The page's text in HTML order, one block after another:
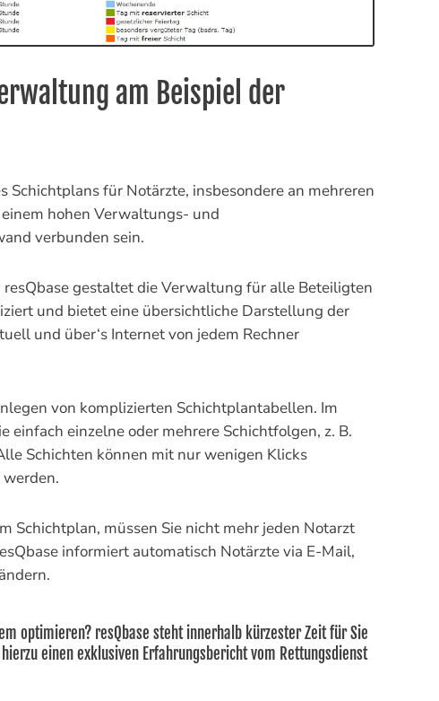
am Beispiel der
Schichtplans für Notärzte, insbesondere an mehreren
hohen Verwaltungs- und
verbunden sein.
gestaltet die Verwaltung für alle Beteiligten
und bietet eine übersichtliche Darstellung der
und über‘s Internet von jedem Rechner
von komplizierten Schichtplantabellen. Im
einfach einzelne oder mehrere Schichtfolgen, z. B.
Schichten können mit nur wenigen Klicks
Schichtplan, müssen Sie nicht mehr jeden Notarzt
informiert automatisch Notärzte via E-Mail,
optimieren? resQbase steht innerhalb kürzester Zeit für Sie
einen exklusiven Erfahrungsbericht vom Rettungsdienst